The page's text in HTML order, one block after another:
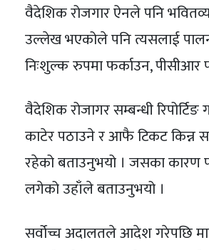
वैदेशिक रोजगार ऐनले पनि
उल्लेख भएकोले पनि त्यसलाई
निःशुल्क रुपमा फर्काउन, पीसीआर
वैदेशिक रोजागर सम्बन्धी
काटेर पठाउने र आफै टिकट किन्न
रहेको बताउनुभयो । जसका कारण
लगेको उहाँले बताउनुभयो ।
सर्वोच्च अदालतले आदेश गरेपछि